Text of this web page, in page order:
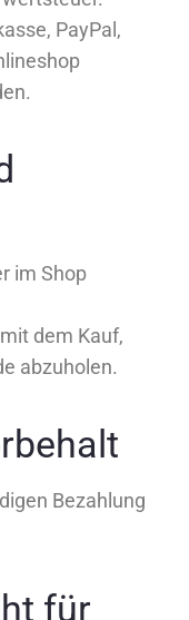
PayPal,
im Shop
dem Kauf,
abzuholen.
Bezahlung
für